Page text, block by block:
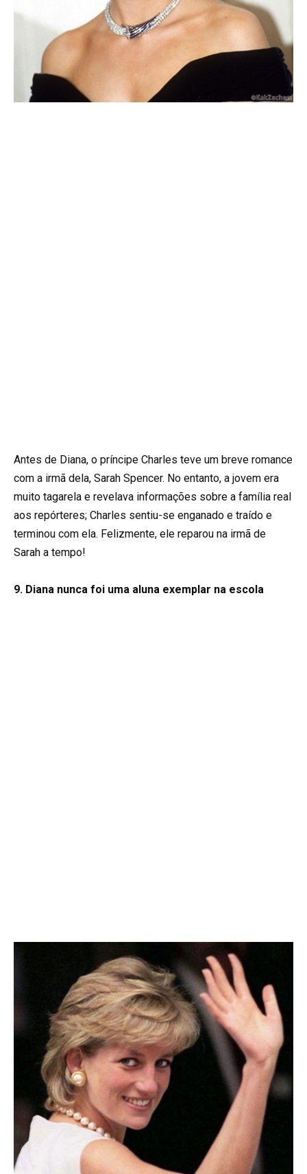
Antes de Diana, o príncipe Charles teve um breve romance
com a irmã dela, Sarah Spencer. No entanto, a jovem era
muito tagarela e revelava informações sobre a família real
aos repórteres; Charles sentiu-se enganado e traído e
terminou com ela. Felizmente, ele reparou na irmã de
Sarah a tempo!
9. Diana nunca foi uma aluna exemplar na escola